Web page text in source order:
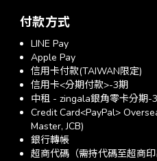
付款方式
LINE Pay
Apple Pay
信用卡付款(TAIWAN限定)
信用卡<分期付款>-3期
中租 - zingala銀角零卡分期-
Credit Card<PayPal>
Master, JCB)
銀行轉帳
超商代碼（需持代碼至超商